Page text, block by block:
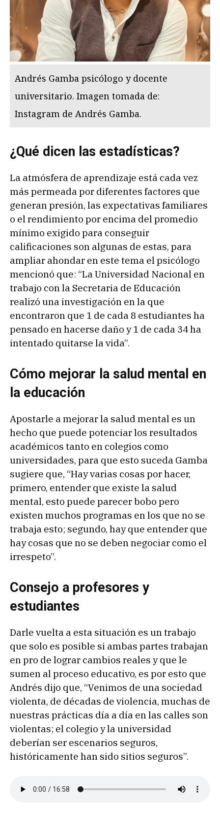
Andrés Gamba psicólogo y docente
universitario. Imagen tomada de:
Instagram de Andrés Gamba.
¿Qué dicen las estadísticas?
La atmósfera de aprendizaje está cada vez
más permeada por diferentes factores que
generan presión, las expectativas familiares
o el rendimiento por encima del promedio
mínimo exigido para conseguir
calificaciones son algunas de estas, para
ampliar ahondar en este tema el psicólogo
mencionó que: “La Universidad Nacional en
trabajo con la Secretaria de Educación
realizó una investigación en la que
encontraron que 1 de cada 8 estudiantes ha
pensado en hacerse daño y 1 de cada 34 ha
intentado quitarse la vida”.
Cómo mejorar la salud mental en
la educación
Apostarle a mejorar la salud mental es un
hecho que puede potenciar los resultados
académicos tanto en colegios como
universidades, para que esto suceda Gamba
sugiere que, “Hay varias cosas por hacer,
primero, entender que existe la salud
mental, esto puede parecer bobo pero
existen muchos programas en los que no se
trabaja esto; segundo, hay que entender que
hay cosas que no se deben negociar como el
irrespeto”.
Consejo a profesores y
estudiantes
Darle vuelta a esta situación es un trabajo
que solo es posible si ambas partes trabajan
en pro de lograr cambios reales y que le
sumen al proceso educativo, es por esto que
Andrés dijo que, “Venimos de una sociedad
violenta, de décadas de violencia, muchas de
nuestras prácticas día a día en las calles son
violentas; el colegio y la universidad
deberían ser escenarios seguros,
históricamente han sido sitios seguros”.